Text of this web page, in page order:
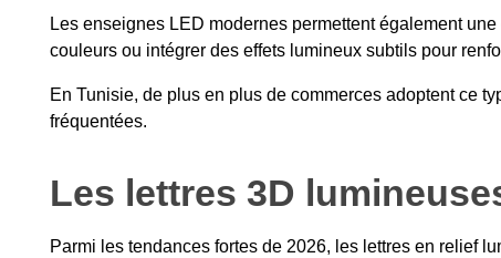
Les enseignes LED modernes permettent également
couleurs ou intégrer des effets lumineux subtils pour
En Tunisie, de plus en plus de commerces adoptent ce
fréquentées.
Les lettres 3D
Parmi les tendances fortes de 2026, les lettres en relief